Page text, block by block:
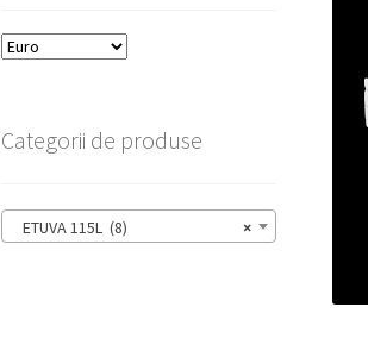
Categorii de produse
×
ETUVA 115L (8)